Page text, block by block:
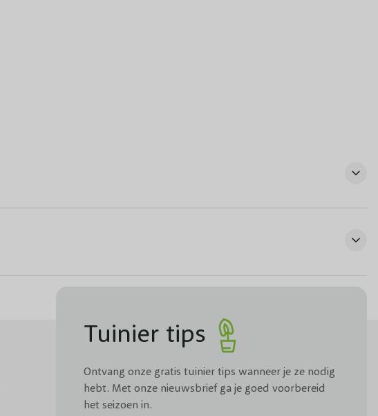
Tuinier tips
Ontvang onze gratis tuinier tips wanneer je ze nodig
hebt. Met onze nieuwsbrief ga je goed voorbereid
het seizoen in.